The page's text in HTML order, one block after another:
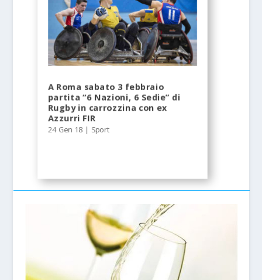
A Roma sabato 3 febbraio
partita “6 Nazioni, 6 Sedie” di
Rugby in carrozzina con ex
Azzurri FIR
24 Gen 18 | Sport